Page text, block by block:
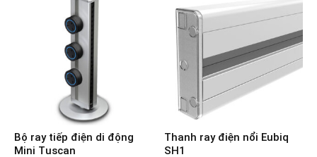
Bộ ray tiếp điện di động
Mini Tuscan
Thanh ray điện nổi Eubiq
SH1